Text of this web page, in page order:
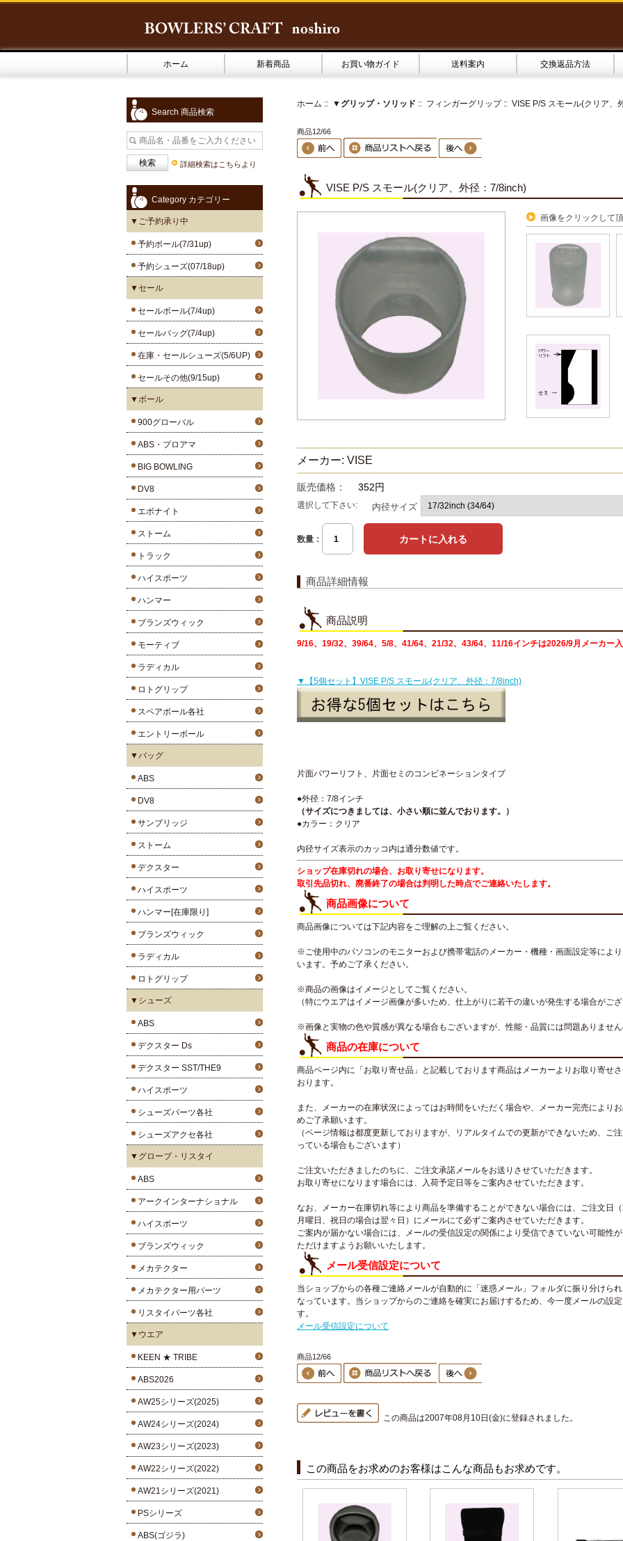
ホーム 新着商品 お買い物ガイド 送料案内 交換返品方法
Search 商品検索
詳細検索はこちらより
Category カテゴリー
▼ご予約承り中
予約ボール(7/31up)
予約シューズ(07/18up)
▼セール
セールボール(7/4up)
セールバッグ(7/4up)
在庫・セールシューズ(5/6UP)
セールその他(9/15up)
▼ボール
900グローバル
ABS・プロアマ
BIG BOWLING
DV8
エボナイト
ストーム
トラック
ハイスポーツ
ハンマー
ブランズウィック
モーティブ
ラディカル
ロトグリップ
スペアボール各社
エントリーボール
▼バッグ
ABS
DV8
サンブリッジ
ストーム
デクスター
ハイスポーツ
ハンマー[在庫限り]
ブランズウィック
ラディカル
ロトグリップ
▼シューズ
ABS
デクスター Ds
デクスター SST/THE9
ハイスポーツ
シューズパーツ各社
シューズアクセ各社
▼グローブ・リスタイ
ABS
アークインターナショナル
ハイスポーツ
ブランズウィック
メカテクター
メカテクター用パーツ
リスタイパーツ各社
▼ウエア
KEEN ★ TRIBE
ABS2026
AW25シリーズ(2025)
AW24シリーズ(2024)
AW23シリーズ(2023)
AW22シリーズ(2022)
AW21シリーズ(2021)
PSシリーズ
ABS(ゴジラ)
ホーム :: ▼グリップ・ソリッド :: フィンガーグリップ:: VISE P/S スモール(クリア、
商品12/66
VISE P/S スモール(クリア、外径：7/8inch)
画像をクリックして
メーカー: VISE
販売価格： 352円
選択して下さい: 内径サイズ
数量：
商品詳細情報
商品説明
9/16、19/32、39/64、5/8、41/64、21/32、43/64、11/16インチは2026/9月メーカー
▼【5個セット】VISE P/S スモール(クリア、外径：7/8inch)
片面パワーリフト、片面セミのコンビネーションタイプ
●外径：7/8インチ
（サイズにつきましては、小さい順に並んでおります。）
●カラー：クリア
内径サイズ表示のカッコ内は通分数値です。
ショップ在庫切れの場合、お取り寄せになります。
取引先品切れ、廃番終了の場合は判明した時点でご連絡いたします。
商品画像について
商品画像については下記内容をご理解の上ご覧ください。
※ご使用中のパソコンのモニターおよび携帯電話のメーカー・機種・画面設定等によ
います。予めご了承ください。
※商品の画像はイメージとしてご覧ください。
（特にウエアはイメージ画像が多いため、仕上がりに若干の違いが発生する場合がご
※画像と実物の色や質感が異なる場合もございますが、性能・品質には問題ありませ
商品の在庫について
商品ページ内に「お取り寄せ品」と記載しております商品はメーカーよりお取り寄せ
おります。
また、メーカーの在庫状況によってはお時間をいただく場合や、メーカー完売により
めご了承願います。
（ページ情報は都度更新しておりますが、リアルタイムでの更新ができないため、ご
っている場合もございます）
ご注文いただきましたのちに、ご注文承諾メールをお送りさせていただきます。
お取り寄せになります場合には、入荷予定日等をご案内させていただきます。
なお、メーカー在庫切れ等により商品を準備することができない場合には、ご注文日
月曜日、祝日の場合は翌々日）にメールにて必ずご案内させていただきます。
ご案内が届かない場合には、メールの受信設定の関係により受信できていない可能性
ただけますようお願いいたします。
メール受信設定について
当ショップからの各種ご連絡メールが自動的に「迷惑メール」フォルダに振り分けら
なっています。当ショップからのご連絡を確実にお届けするため、今一度メールの設
す。
メール受信設定について
商品12/66
この商品は2007年08月10日(金)に登録されました。
この商品をお求めのお客様はこんな商品もお求めです。